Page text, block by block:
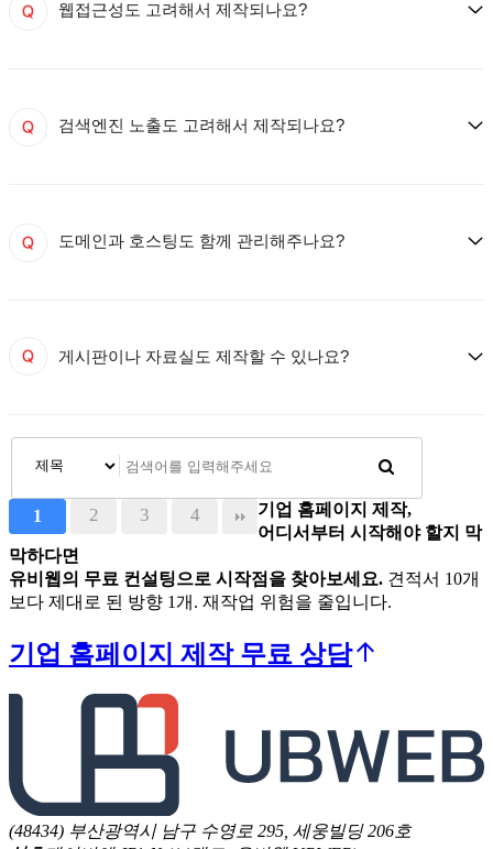
웹접근성도 고려해서 제작되나요?
검색엔진 노출도 고려해서 제작되나요?
도메인과 호스팅도 함께 관리해주나요?
게시판이나 자료실도 제작할 수 있나요?
1 2 3 4
기업 홈페이지 제작,
어디서부터 시작해야 할지 막
막하다면
유비웹의 무료 컨설팅으로 시작점을 찾아보세요. 견적서 10개
보다 제대로 된 방향 1개. 재작업 위험을 줄입니다.
기업 홈페이지 제작 무료 상담
(48434) 부산광역시 남구 수영로 295, 세웅빌딩 206호